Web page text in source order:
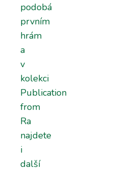
podobá
prvním
hrám
a
v
kolekci
Publication
from
Ra
najdete
i
další